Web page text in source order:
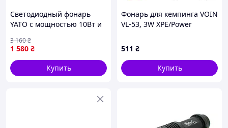
Светодиодный фонарь
YATO с мощностью 10Вт и
батареях R14 диаметром
46 мм и длиной 254 мм
1 580 ₴
3 160₴
Купить
Фонарь для кемпинга VOIN
VL-53, 3W XPE/Power
панель/
складной(956316696)
511 ₴
Купить